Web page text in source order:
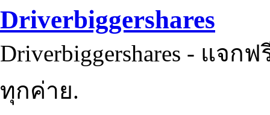
Driverbiggershares
Driverbiggershares - แจก
ทุกค่าย.